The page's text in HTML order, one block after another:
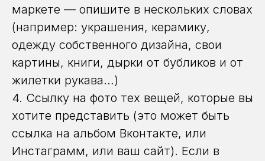
маркете — опишите в нескольких словах
(например: украшения, керамику,
одежду собственного дизайна, свои
картины, книги, дырки от бубликов и от
жилетки рукава…)
4. Ссылку на фото тех вещей, которые вы
хотите представить (это может быть
ссылка на альбом Вконтакте, или
Инстаграмм, или ваш сайт). Если в